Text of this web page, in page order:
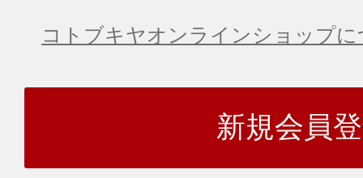
コトブキヤオンラインショップ